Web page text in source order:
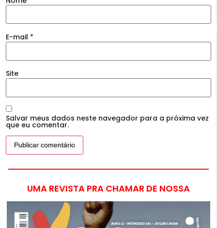
E-mail *
Site
Salvar meus dados neste navegador para a próxima vez
que eu comentar.
UMA REVISTA PRA CHAMAR DE NOSSA